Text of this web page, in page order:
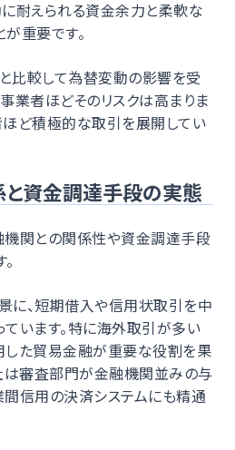
耐えられる資金余力と柔軟な
重要です。
比較して為替変動の影響を受
業者ほどそのリスクは高まりま
ど積極的な取引を展開してい
資金調達手段の実態
機関との関係性や資金調達手段
に、短期借入や信用状取引を中
います。特に海外取引が多い
した貿易金融が重要な役割を果
は審査部門が金融機関並みの与
信用の決済システムにも精通